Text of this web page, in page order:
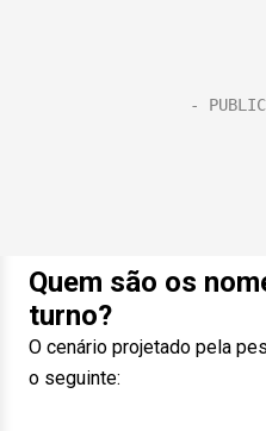
Quem são os
turno?
O cenário projetado pela
o seguinte: